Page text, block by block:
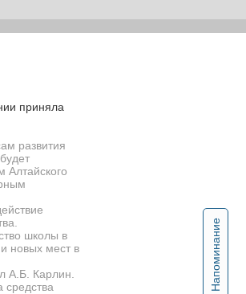
Напоминание
приняла
развития
Алтайского
школы в
новых мест в
А.Б. Карлин.
средства